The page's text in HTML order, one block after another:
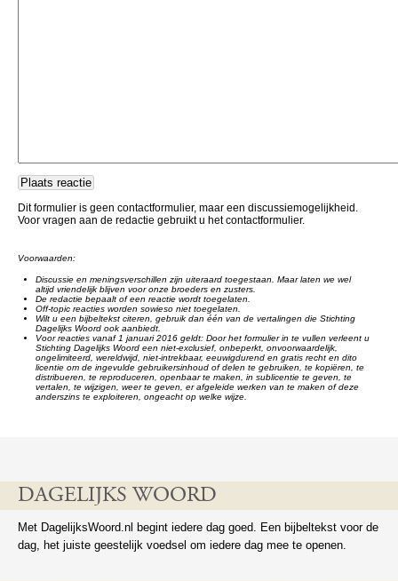
Dit formulier is geen contactformulier, maar een discussiemogelijkheid.
Voor vragen aan de redactie gebruikt u het contactformulier.
Voorwaarden:
Discussie en meningsverschillen zijn uiteraard toegestaan. Maar laten we wel
altijd vriendelijk blijven voor onze broeders en zusters.
De redactie bepaalt of een reactie wordt toegelaten.
Off-topic reacties worden sowieso niet toegelaten.
Wilt u een bijbeltekst citeren, gebruik dan één van de vertalingen die Stichting
Dagelijks Woord ook aanbiedt.
Voor reacties vanaf 1 januari 2016 geldt: Door het formulier in te vullen verleent u
Stichting Dagelijks Woord een niet-exclusief, onbeperkt, onvoorwaardelijk,
ongelimiteerd, wereldwijd, niet-intrekbaar, eeuwigdurend en gratis recht en dito
licentie om de ingevulde gebruikersinhoud of delen te gebruiken, te kopiëren, te
distribueren, te reproduceren, openbaar te maken, in sublicentie te geven, te
vertalen, te wijzigen, weer te geven, er afgeleide werken van te maken of deze
anderszins te exploiteren, ongeacht op welke wijze.
DAGELIJKS WOORD
Met DagelijksWoord.nl begint iedere dag goed. Een bijbeltekst voor de
dag, het juiste geestelijk voedsel om iedere dag mee te openen.